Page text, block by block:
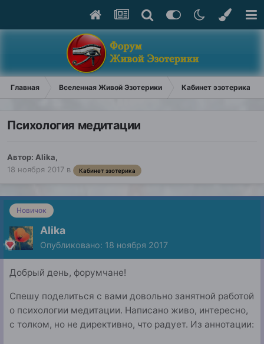
Главная Вселенная Живой Эзотерики Кабинет эзотерика
Психология медитации
Автор: Alika,
18 ноября 2017 в Кабинет эзотерика
Новичок
Alika
Опубликовано: 18 ноября 2017
Добрый день, форумчане!
Спешу поделиться с вами довольно занятной работой
о психологии медитации. Написано живо, интересно,
с толком, но не директивно, что радует. Из аннотации: